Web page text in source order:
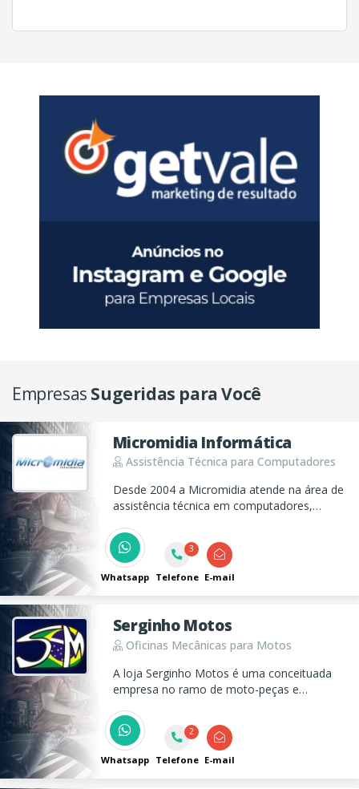
Empresas Sugeridas para Você
Micromidia Informática
Assistência Técnica para Computadores
Desde 2004 a Micromidia atende na área de
assistência técnica em computadores,
Paraíba.
Whatsapp
3
Telefone E-mail
Serginho Motos
Oficinas Mecânicas para Motos
A loja Serginho Motos é uma conceituada
empresa no ramo de moto-peças e
Whatsapp
2
Telefone E-mail